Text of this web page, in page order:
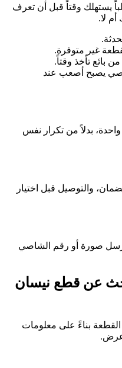
يستهلك وقتاً قبل أن تعرف
لا.
غير متوفرة.
بائع تأخذ وقتاً.
يصبح أصعب عند
بدلاً من تكرار نفس
والتوصيل قبل اختيار
أرسل صورة أو رقم الشاصي
عن قطع نيسان
بناءً على معلومات
عرض.